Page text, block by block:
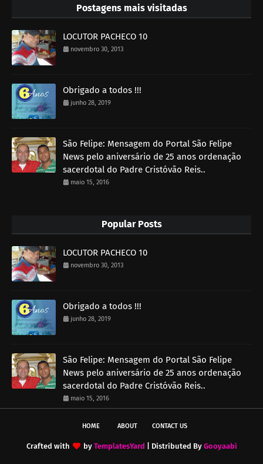
Postagens mais visitadas
LOCUTOR PACHECO 10
novembro 30, 2013
Obrigado a todos !!!
junho 28, 2019
São Felipe: Mensagem do Portal São Felipe
News pelo aniversário de 25 anos ordenação
sacerdotal do Padre Cristóvão Reis..
maio 15, 2016
Popular Posts
LOCUTOR PACHECO 10
novembro 30, 2013
Obrigado a todos !!!
junho 28, 2019
São Felipe: Mensagem do Portal São Felipe
News pelo aniversário de 25 anos ordenação
sacerdotal do Padre Cristóvão Reis..
maio 15, 2016
HOME ABOUT CONTACT US
Crafted with by TemplatesYard | Distributed By Gooyaabi